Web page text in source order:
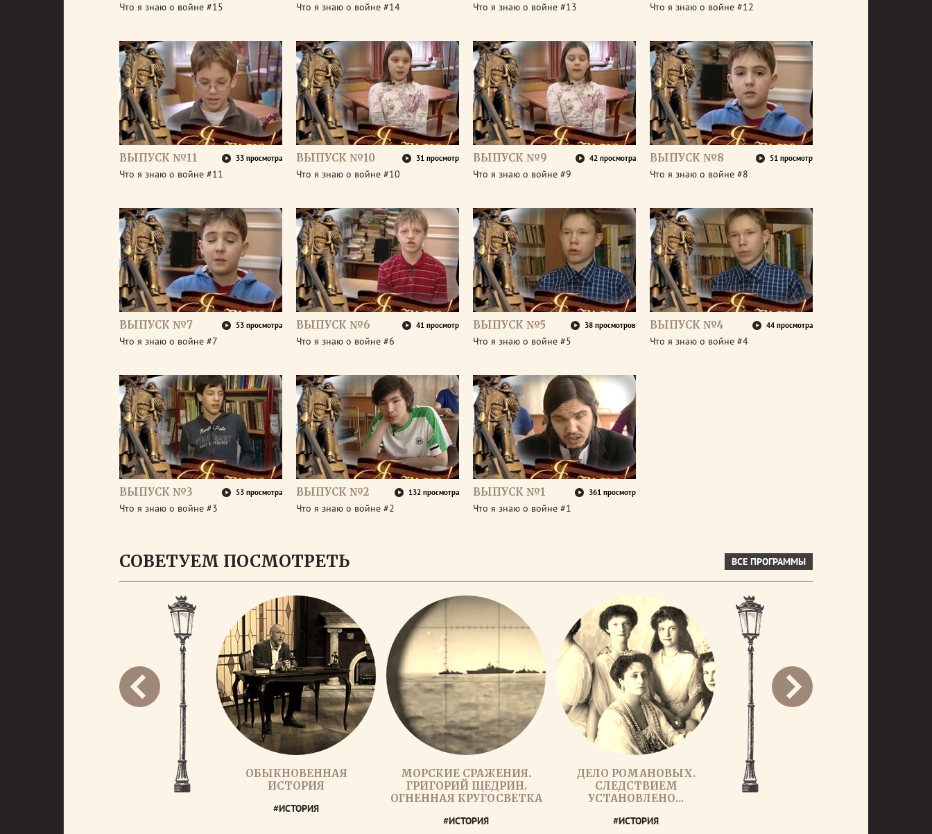
Что я знаю о войне #15 Что я знаю о войне #14 Что я знаю о войне #13 Что я знаю о войне #12
ВЫПУСК №11 33 просмотра
Что я знаю о войне #11
ВЫПУСК №10 31 просмотр
Что я знаю о войне #10
ВЫПУСК №9 42 просмотра
Что я знаю о войне #9
ВЫПУСК №8 51 просмотр
Что я знаю о войне #8
ВЫПУСК №7 53 просмотра
Что я знаю о войне #7
ВЫПУСК №6 41 просмотр
Что я знаю о войне #6
ВЫПУСК №5 38 просмотров
Что я знаю о войне #5
ВЫПУСК №4 44 просмотра
Что я знаю о войне #4
ВЫПУСК №3 53 просмотра
Что я знаю о войне #3
ВЫПУСК №2 132 просмотра
Что я знаю о войне #2
ВЫПУСК №1 361 просмотр
Что я знаю о войне #1
СОВЕТУЕМ ПОСМОТРЕТЬ ВСЕ ПРОГРАММЫ
ОБЫКНОВЕННАЯ
ИСТОРИЯ
#ИСТОРИЯ
МОРСКИЕ СРАЖЕНИЯ.
ГРИГОРИЙ ЩЕДРИН.
ОГНЕННАЯ КРУГОСВЕТКА
#ИСТОРИЯ
ДЕЛО РОМАНОВЫХ.
СЛЕДСТВИЕМ
УСТАНОВЛЕНО...
#ИСТОРИЯ